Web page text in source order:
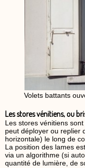
Volets battants
Les stores vénitiens, ou
Les stores vénitiens
peut déployer ou replier
horizontale) le long de
La position des lames
via un algorithme (si
quantité de lumière, de